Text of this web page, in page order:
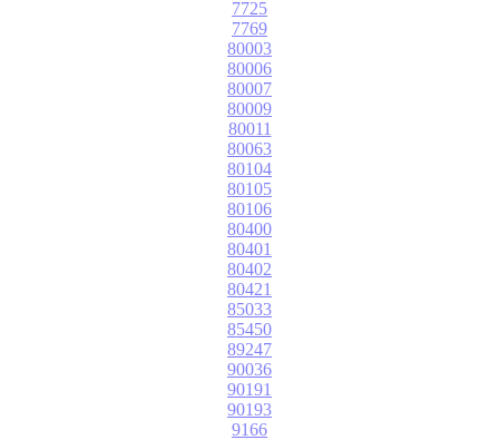
7725
7769
80003
80006
80007
80009
80011
80063
80104
80105
80106
80400
80401
80402
80421
85033
85450
89247
90036
90191
90193
9166